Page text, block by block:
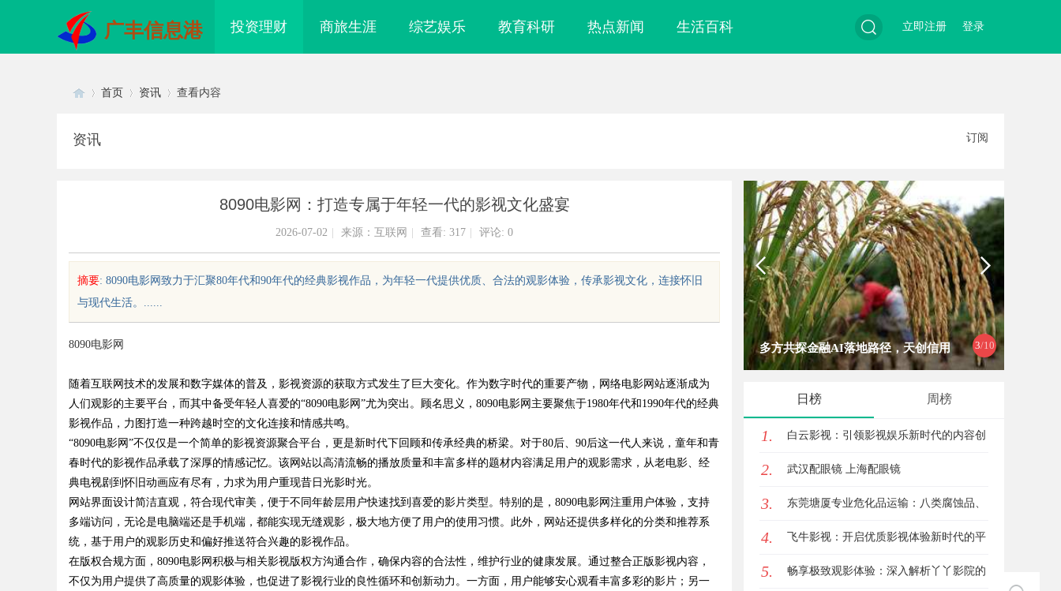
广丰信息港 投资理财 商旅生涯 综艺娱乐 教育科研 热点新闻 生活百科
索
登录
立即注册
uz
首页 资讯 查看内容
资讯 订阅
8090电影网：打造专属于年轻一代的影视文化盛宴
2026-07-02 来源：互联网 查看: 317 评论: 0
摘要: 8090电影网致力于汇聚80年代和90年代的经典影视作品，为年轻一代提供优质、合法的观影体验，传承影视文化，连接怀旧
与现代生活。......
8090电影网
随着互联网技术的发展和数字媒体的普及，影视资源的获取方式发生了巨大变化。作为数字时代的重要产物，网络电影网站逐渐成为
人们观影的主要平台，而其中备受年轻人喜爱的“8090电影网”尤为突出。顾名思义，8090电影网主要聚焦于1980年代和1990年代的经典
影视作品，力图打造一种跨越时空的文化连接和情感共鸣。
“8090电影网”不仅仅是一个简单的影视资源聚合平台，更是新时代下回顾和传承经典的桥梁。对于80后、90后这一代人来说，童年和青
春时代的影视作品承载了深厚的情感记忆。该网站以高清流畅的播放质量和丰富多样的题材内容满足用户的观影需求，从老电影、经
典电视剧到怀旧动画应有尽有，力求为用户重现昔日光影时光。
网站界面设计简洁直观，符合现代审美，便于不同年龄层用户快速找到喜爱的影片类型。特别的是，8090电影网注重用户体验，支持
多端访问，无论是电脑端还是手机端，都能实现无缝观影，极大地方便了用户的使用习惯。此外，网站还提供多样化的分类和推荐系
统，基于用户的观影历史和偏好推送符合兴趣的影视作品。
在版权合规方面，8090电影网积极与相关影视版权方沟通合作，确保内容的合法性，维护行业的健康发展。通过整合正版影视内容，
不仅为用户提供了高质量的观影体验，也促进了影视行业的良性循环和创新动力。一方面，用户能够安心观看丰富多彩的影片；另一
4/10
国内抽绳式垃圾袋批量采购避坑攻
略，照着做
多方共探金融AI落地路径，天创信用
星图AI助力产业金融智能升级
贝净 AC 国际医疗实验室，标
日榜 周榜
1. 白云影视：引领影视娱乐新时代的内容创
新平台
2. 武汉配眼镜 上海配眼镜
3. 东莞塘厦专业危化品运输：八类腐蚀品、
九类杂项合规全品类承运解决方案
4. 飞牛影视：开启优质影视体验新时代的平
台解析
5. 畅享极致观影体验：深入解析丫丫影院的